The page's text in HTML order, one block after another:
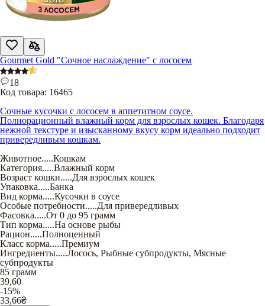
Gourmet Gold "Сочное наслаждение" с лососем
18
Код товара: 16465
Сочные кусочки с лососем в аппетитном соусе.
Полнорационный влажный корм для взрослых кошек. Благодаря
нежной текстуре и изысканному вкусу корм идеально подходит
привередливым кошкам.
Животное.....Кошкам
Категория.....Влажный корм
Возраст кошки.....Для взрослых кошек
Упаковка.....Банка
Вид корма.....Кусочки в соусе
Особые потребности.....Для привередливых
Фасовка.....От 0 до 95 грамм
Тип корма.....На основе рыбы
Рацион.....Полноценный
Класс корма.....Премиум
Ингредиенты.....Лосось, Рыбные субпродукты, Мясные
субпродукты
85 грамм
39,60
-15%
33,66₴